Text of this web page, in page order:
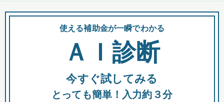
都道府県
全国の検索結果を含めて表示
助成金 融資 出資
使える補助金が一瞬でわかる
ＡＩ診断
今すぐ試してみる
とっても簡単！入力約３分